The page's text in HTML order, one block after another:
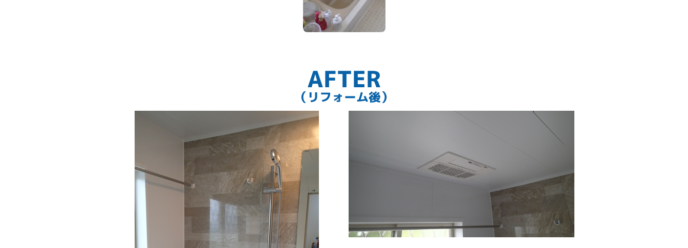
AFTER
（リフォーム後）